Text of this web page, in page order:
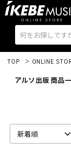
TOP ONLINE
アルソ出版 商品
新着順